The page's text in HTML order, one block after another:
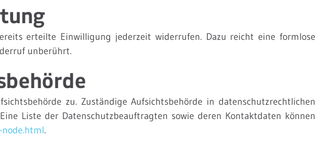
erteilte Einwilligung jederzeit widerrufen. Dazu reicht eine formlose
unberührt.
zu. Zuständige Aufsichtsbehörde in datenschutzrechtlichen
Liste der Datenschutzbeauftragten sowie deren Kontaktdaten können
.